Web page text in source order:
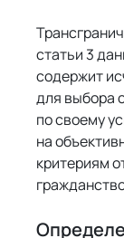
статьи 3
содержит
для выбора
по своему
на
критериям